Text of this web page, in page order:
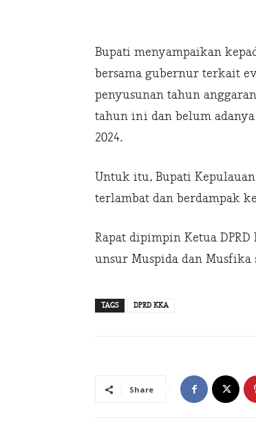
Bupati menyampaikan
bersama gubernur terkait
penyusunan tahun
tahun ini dan belum
2024.
Untuk itu, Bupati
terlambat dan berdampak
Rapat dipimpin Ketua
unsur Muspida dan Musfika
TAGS DPRD KKA
Share